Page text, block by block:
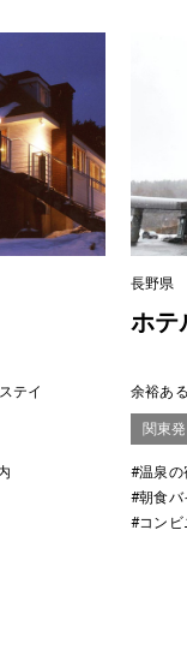
テイ
長野県
ホテ
余裕あ
関東発
#温泉の
#朝食バ
#コンビ